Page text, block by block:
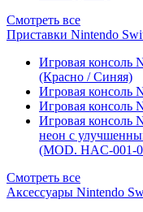
Смотреть все
Приставки Nintendo
Игровая консоль
(Красно / Синяя)
Игровая консоль
Игровая консоль
Игровая консоль
неон с
(MOD. HAC-001-
Смотреть все
Аксессуары Nintendo